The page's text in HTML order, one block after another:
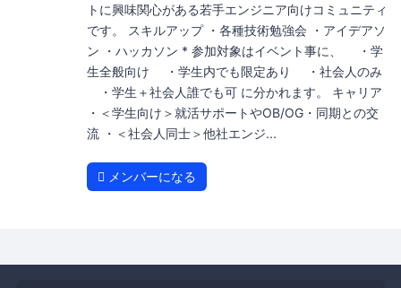
トに興味関心がある若手エンジニア向けコミュニティ
です。 スキルアップ ・各種技術勉強会 ・アイデアソ
ン ・ハッカソン * 参加対象はイベント事に、 ・学
生全般向け ・学生内でも限定あり ・社会人のみ
・学生＋社会人誰でも可 に分かれます。 キャリア
・＜学生向け＞就活サポートやOB/OG・同期との交
流 ・＜社会人同士＞他社エンジ...
メンバーになる